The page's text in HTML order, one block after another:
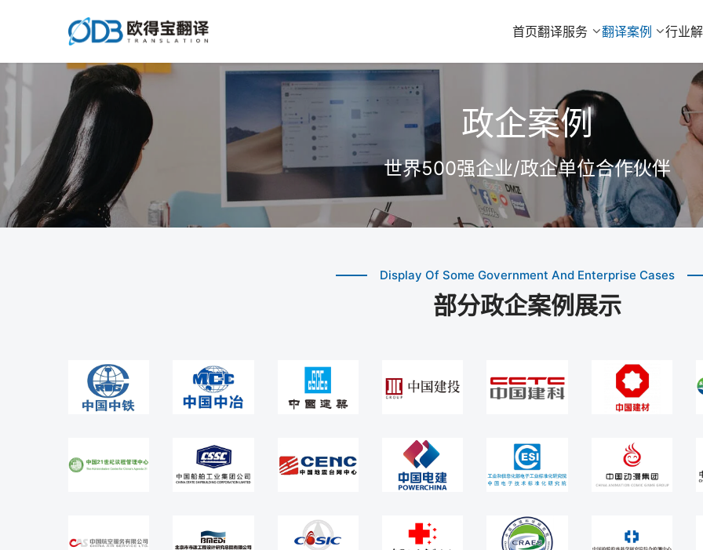
首页翻译服务 翻译案例 行业
政企案例
世界500强企业/政企单位合作伙伴
部分政企案例展示
Display Of Some Government And Enterprise Cases